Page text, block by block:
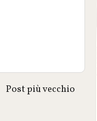
Post più vecchio